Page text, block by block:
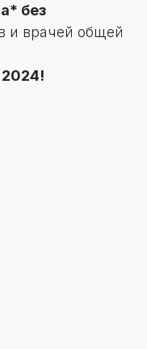
без
и врачей общей